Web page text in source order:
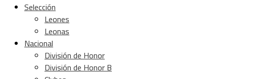
Selección
Leones
Leonas
Nacional
División de Honor
División de Honor B